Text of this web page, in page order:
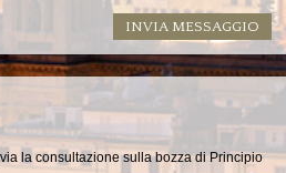
la consultazione sulla bozza di Principio